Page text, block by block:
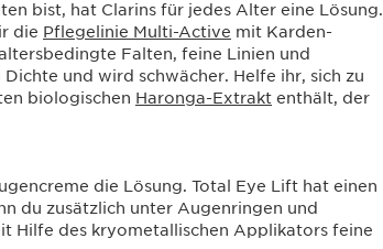
bist, hat Clarins für jedes Alter eine Lösung.
die Pflegelinie Multi-Active mit Karden-
Falten, feine Linien und
und wird schwächer. Helfe ihr, sich zu
biologischen Haronga-Extrakt enthält, der
die Lösung. Total Eye Lift hat einen
du zusätzlich unter Augenringen und
Hilfe des kryometallischen Applikators feine